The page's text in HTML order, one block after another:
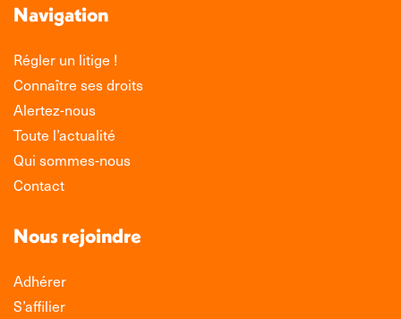
Navigation
Régler un litige !
Connaître ses droits
Alertez-nous
Toute l’actualité
Qui sommes-nous
Contact
Nous rejoindre
Adhérer
S’affilier